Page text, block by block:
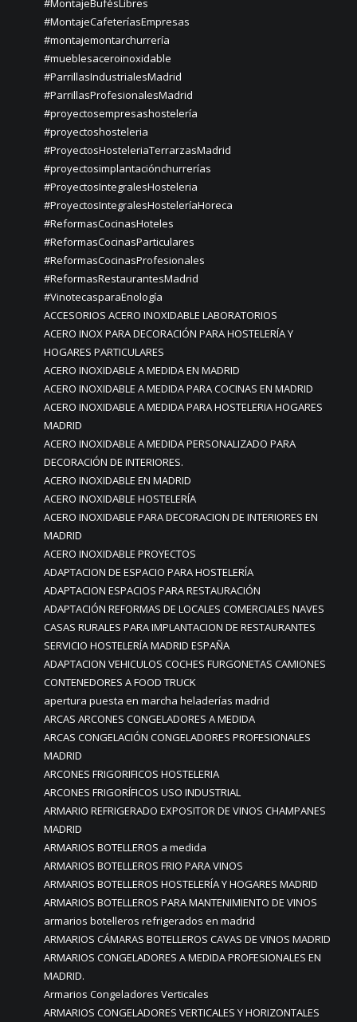
#MontajeBufésLibres
#MontajeCafeteríasEmpresas
#montajemontarchurrería
#mueblesaceroinoxidable
#ParrillasIndustrialesMadrid
#ParrillasProfesionalesMadrid
#proyectosempresashostelería
#proyectoshosteleria
#ProyectosHosteleriaTerrarzasMadrid
#proyectosimplantaciónchurrerías
#ProyectosIntegralesHosteleria
#ProyectosIntegralesHosteleríaHoreca
#ReformasCocinasHoteles
#ReformasCocinasParticulares
#ReformasCocinasProfesionales
#ReformasRestaurantesMadrid
#VinotecasparaEnología
ACCESORIOS ACERO INOXIDABLE LABORATORIOS
ACERO INOX PARA DECORACIÓN PARA HOSTELERÍA Y
HOGARES PARTICULARES
ACERO INOXIDABLE A MEDIDA EN MADRID
ACERO INOXIDABLE A MEDIDA PARA COCINAS EN MADRID
ACERO INOXIDABLE A MEDIDA PARA HOSTELERIA HOGARES
MADRID
ACERO INOXIDABLE A MEDIDA PERSONALIZADO PARA
DECORACIÓN DE INTERIORES.
ACERO INOXIDABLE EN MADRID
ACERO INOXIDABLE HOSTELERÍA
ACERO INOXIDABLE PARA DECORACION DE INTERIORES EN
MADRID
ACERO INOXIDABLE PROYECTOS
ADAPTACION DE ESPACIO PARA HOSTELERÍA
ADAPTACION ESPACIOS PARA RESTAURACIÓN
ADAPTACIÓN REFORMAS DE LOCALES COMERCIALES NAVES
CASAS RURALES PARA IMPLANTACION DE RESTAURANTES
SERVICIO HOSTELERÍA MADRID ESPAÑA
ADAPTACION VEHICULOS COCHES FURGONETAS CAMIONES
CONTENEDORES A FOOD TRUCK
apertura puesta en marcha heladerías madrid
ARCAS ARCONES CONGELADORES A MEDIDA
ARCAS CONGELACIÓN CONGELADORES PROFESIONALES
MADRID
ARCONES FRIGORIFICOS HOSTELERIA
ARCONES FRIGORÍFICOS USO INDUSTRIAL
ARMARIO REFRIGERADO EXPOSITOR DE VINOS CHAMPANES
MADRID
ARMARIOS BOTELLEROS a medida
ARMARIOS BOTELLEROS FRIO PARA VINOS
ARMARIOS BOTELLEROS HOSTELERÍA Y HOGARES MADRID
ARMARIOS BOTELLEROS PARA MANTENIMIENTO DE VINOS
armarios botelleros refrigerados en madrid
ARMARIOS CÁMARAS BOTELLEROS CAVAS DE VINOS MADRID
ARMARIOS CONGELADORES A MEDIDA PROFESIONALES EN
MADRID.
Armarios Congeladores Verticales
ARMARIOS CONGELADORES VERTICALES Y HORIZONTALES